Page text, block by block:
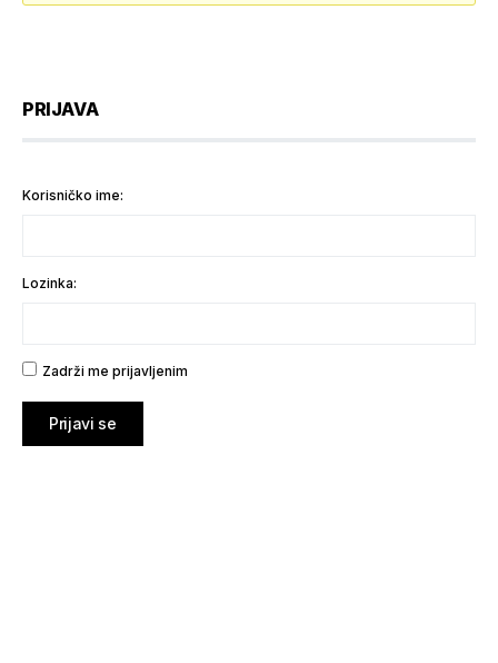
PRIJAVA
Korisničko ime:
Lozinka:
Zadrži me prijavljenim
Prijavi se